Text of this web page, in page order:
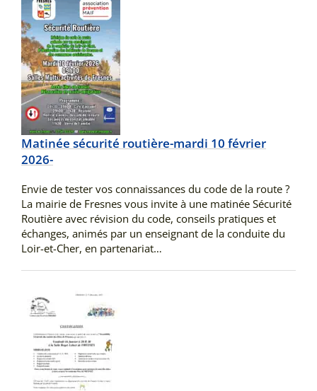
Matinée sécurité routière-mardi 10 février
2026-
Envie de tester vos connaissances du code de la route ?
La mairie de Fresnes vous invite à une matinée Sécurité
Routière avec révision du code, conseils pratiques et
échanges, animés par un enseignant de la conduite du
Loir-et-Cher, en partenariat…